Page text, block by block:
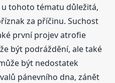
tohoto tématu důležitá,
za příčinu. Suchost
první projev atrofie
být podráždění, ale také
být nedostatek
pánevního dna, zánět